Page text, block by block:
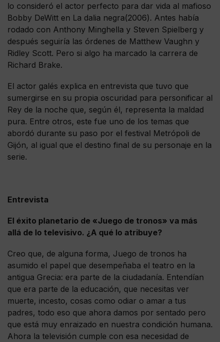
lo consideró el actor perfecto para dar vida al mafioso
Bobby DeWitt en La dalia negra(2006). Antes había
rodado con Anthony Minghella y Steven Spielberg y
después seguiría las órdenes de Matthew Vaughn y
Ridley Scott. Pero si algo ha marcado la carrera de
Richard Brake.
El actor galés explica en entrevista que tuvo que
sumergirse en su propia oscuridad para personificar al
Rey de la noche que, según él, representa la maldad
pura. Entre otros, este fue uno de los temas que
abordó durante su paso por el festival Metrópoli de
Gijón, al igual que el destino final de su personaje en la
serie.
Entrevista
El éxito planetario de «Juego de tronos» va más
allá de lo televisivo. ¿A qué lo atribuye?
Creo que, de alguna forma, Juego de tronos ha
asumido el papel que desempeñaba el teatro en la
antigua Grecia: era parte de la ciudadanía. Entendían
que era parte de la educación, que necesitas ver
muerte, incesto, cosas como odiar o amar a tus
padres, todo eso que ahora damos por sentado pero
que está muy enraizado en nuestra condición humana.
Ahora la televisión cumple con esa necesidad de